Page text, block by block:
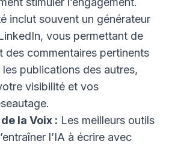
inclut souvent un générateur
vous permettant de
des commentaires pertinents
publications des autres,
visibilité et vos
la Voix : Les meilleurs outils
l’IA à écrire avec